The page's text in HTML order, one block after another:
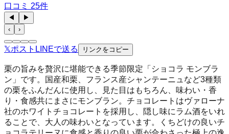
口コミ 25件
◀
▶
‹
›
𝕏ポスト LINEで送る リンクをコピー
栗の旨みを贅沢に堪能できる季節限定「ショコラ モンブラ
ン」です。国産和栗、フランス産シャンテーニュなど3種類
の栗をふんだんに使用し、見た目はもちろん、味わい・香
り・食感共にまさにモンブラン。チョコレートはヴァローナ
社のホワイトチョコレートを採用し、隠し味にラム酒をいれ
ることで、大人の味わいとなっています。くちどけの良いチ